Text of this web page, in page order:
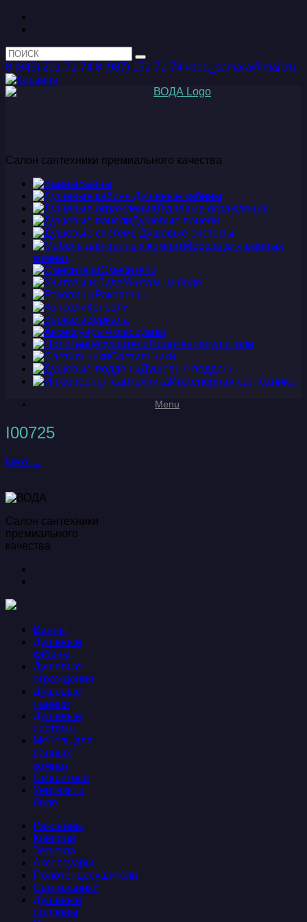
8 (846) 201-71-74 8 (987) 151-71-74 voda_samara@mail.ru
Салон сантехники премиального качества
Ванны
Душевые кабины
Душевые ограждения
Душевые панели
Душевые системы
Мебель для ванных
комнат
Смесители
Унитазы и биде
Раковины
Консоли
Зеркала
Аксессуары
Полотенцесушители
Светильники
Душевые поддоны
Инженерная сантехника
Menu
I00725
Next →
Салон сантехники
премиального
качества
Ванны
Душевые
кабины
Душевые
ограждения
Душевые
панели
Душевые
системы
Мебель для
ванных
комнат
Смесители
Унитазы и
биде
Раковины
Консоли
Зеркала
Аксессуары
Полотенцесушители
Светильники
Душевые
поддоны